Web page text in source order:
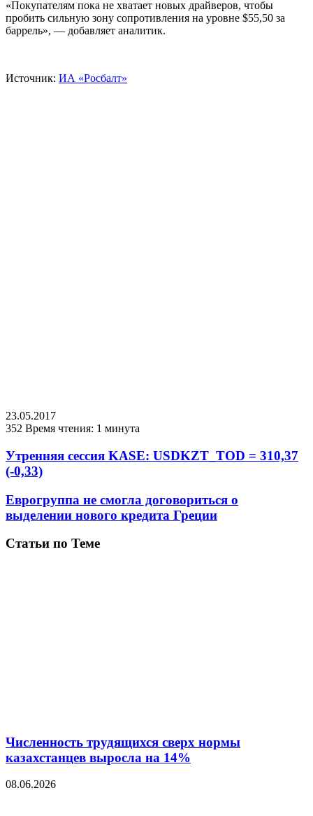
«Покупателям пока не хватает новых драйверов, чтобы
пробить сильную зону сопротивления на уровне $55,50 за
баррель», — добавляет аналитик.
Источник: ИА «Росбалт»
23.05.2017
352 Время чтения: 1 минута
Утренняя сессия KASE: USDKZT_TOD = 310,37
(-0,33)
Еврогруппа не смогла договориться о
выделении нового кредита Греции
Статьи по Теме
Численность трудящихся сверх нормы
казахстанцев выросла на 14%
08.06.2026